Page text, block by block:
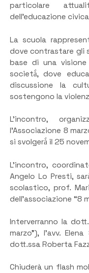
particolare
dell’educazione
La scuola
dove contrastare gli
base di una
società̀, dove
discussione la
sostengono la
L’incontro,
l’Associazione 8
si svolgerà̀ il 25
L’incontro,
Angelo Lo Presti,
scolastico, prof.
dell’associazione “8
Interverranno la
marzo”), l’avv.
dott.ssa Roberta
Chiuderà un flash